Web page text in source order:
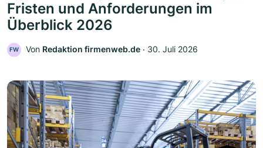
Fristen und Anforderungen im
Überblick 2026
FW Von Redaktion firmenweb.de ‧ 30. Juli 2026